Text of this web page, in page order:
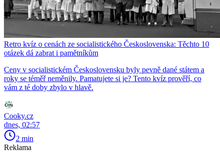
Retro kvíz o cenách ze socialistického Československa: Těchto 10
otázek dá zabrat i pamětníkům
Ceny v socialistickém Československu byly pevně dané státem a
roky se téměř neměnily. Pamatujete si je? Tento kvíz prověří, co
vám z té doby zbylo v hlavě.
Cooky.cz
dnes, 02:57
2 min
Reklama